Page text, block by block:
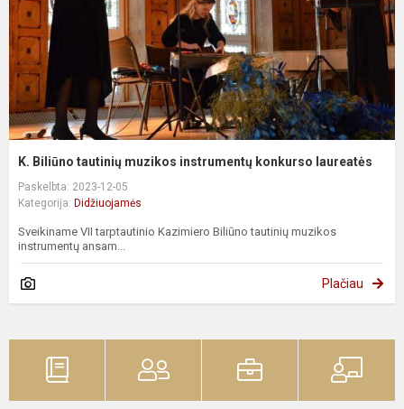
K. Biliūno tautinių muzikos instrumentų konkurso laureatės
Paskelbta: 2023-12-05
Kategorija: Didžiuojamės
Sveikiname VII tarptautinio Kazimiero Biliūno tautinių muzikos
instrumentų ansam...
Plačiau